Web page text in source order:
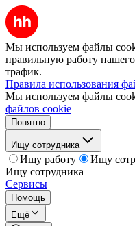
Мы используем файлы
правильную работу нашего
трафик.
Правила использования
Мы используем файлы
файлов cookie
Понятно
Ищу сотрудника
Ищу работу
Ищу
Ищу сотрудника
Сервисы
Помощь
Ещё